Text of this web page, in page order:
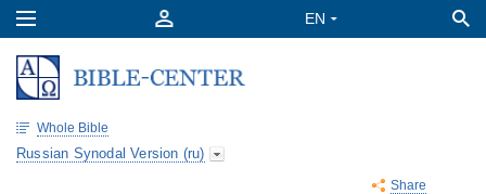
Whole Bible
Russian Synodal Version (ru)
Share